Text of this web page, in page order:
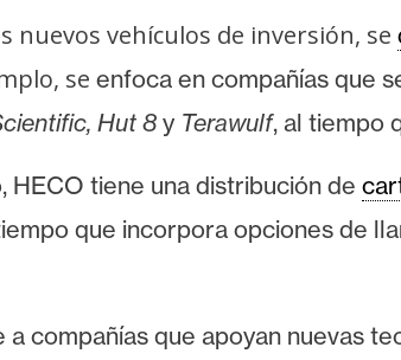
nuevos vehículos de inversión, se
se enfoca en compañías que
Hut 8 y Terawulf, al tiempo
HECO tiene una distribución de
que incorpora opciones de
a compañías que apoyan nuevas